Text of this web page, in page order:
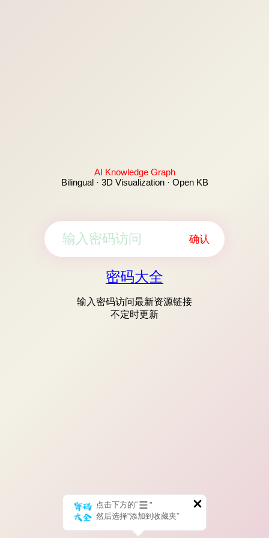
AI Knowledge Graph
Bilingual · 3D Visualization · Open KB
确认
密码大全
输入密码访问最新资源链接
不定时更新
点击下方的“
”
然后选择“添加到收藏夹”